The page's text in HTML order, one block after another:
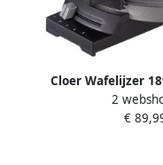
Cloer Wafelijzer
2
€